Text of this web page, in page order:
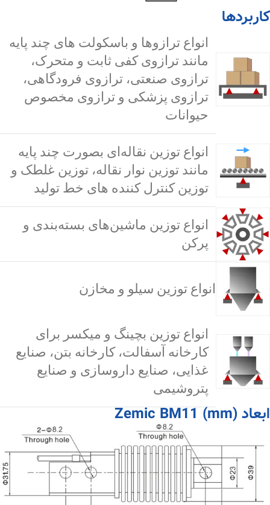
کاربردها
انواع ترازوها و باسکولت های چند پایه
مانند ترازوی کفی ثابت و متحرک،
ترازوی صنعتی، ترازوی فرودگاهی،
ترازوی پزشکی و ترازوی مخصوص
حیوانات
انواع توزین نقاله‌ای بصورت چند پایه
مانند توزین نوار نقاله، توزین غلطک و
توزین کنترل کننده های خط تولید
انواع توزین ماشین‌های بسته‌بندی و
پرکن
انواع توزین سیلو و مخازن
انواع توزین بچینگ و میکسر برای
کارخانه آسفالت، کارخانه بتن، صنایع
غذایی، صنایع داروسازی و صنایع
پتروشیمی
ابعاد Zemic BM11 (mm)